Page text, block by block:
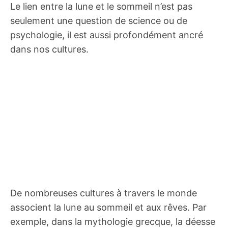
Le lien entre la lune et le sommeil n’est pas
seulement une question de science ou de
psychologie, il est aussi profondément ancré
dans nos cultures.
De nombreuses cultures à travers le monde
associent la lune au sommeil et aux rêves. Par
exemple, dans la mythologie grecque, la déesse